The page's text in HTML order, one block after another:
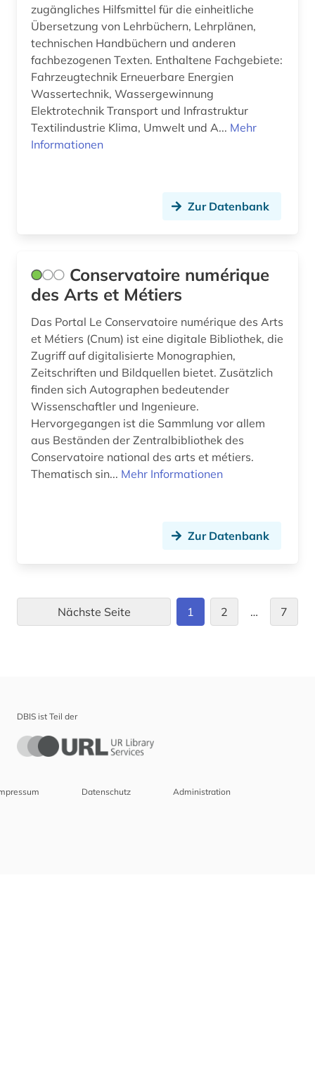
zugängliches Hilfsmittel für die einheitliche
Übersetzung von Lehrbüchern, Lehrplänen,
technischen Handbüchern und anderen
fachbezogenen Texten. Enthaltene Fachgebiete:
Fahrzeugtechnik Erneuerbare Energien
Wassertechnik, Wassergewinnung
Elektrotechnik Transport und Infrastruktur
Textilindustrie Klima, Umwelt und A... Mehr
Informationen
Zur Datenbank
Conservatoire numérique
des Arts et Métiers
Das Portal Le Conservatoire numérique des Arts
et Métiers (Cnum) ist eine digitale Bibliothek, die
Zugriff auf digitalisierte Monographien,
Zeitschriften und Bildquellen bietet. Zusätzlich
finden sich Autographen bedeutender
Wissenschaftler und Ingenieure.
Hervorgegangen ist die Sammlung vor allem
aus Beständen der Zentralbibliothek des
Conservatoire national des arts et métiers.
Thematisch sin... Mehr Informationen
Zur Datenbank
Nächste Seite 1 2 … 7
DBIS ist Teil der
Datenschutz Administration